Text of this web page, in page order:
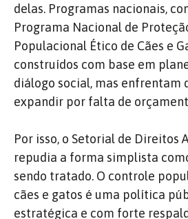
delas. Programas nacionais,
Programa Nacional de
Populacional Ético de Cães e
construídos com base em
diálogo social, mas enfrentam
expandir por falta de
Por isso, o Setorial de Direitos
repudia a forma simplista
sendo tratado. O controle
cães e gatos é uma política
estratégica e com forte